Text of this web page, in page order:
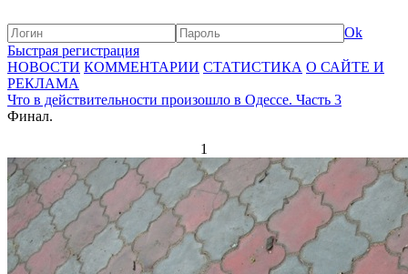
Ok
Быстрая регистрация
НОВОСТИ КОММЕНТАРИИ СТАТИСТИКА О САЙТЕ И
РЕКЛАМА
Что в действительности произошло в Одессе. Часть 3
Финал.
1